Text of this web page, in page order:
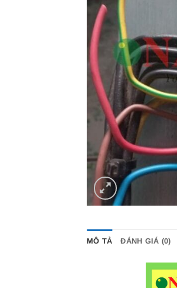
MÔ TẢ ĐÁNH GIÁ (0)